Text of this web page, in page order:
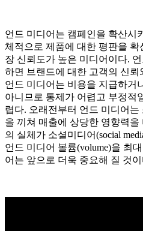
언드 미디어는 캠페인을 확산시
체적으로 제품에 대한 평판을
장 신뢰도가 높은 미디어이다.
하면 브랜드에 대한 고객의 신
언드 미디어는 비용을 지급하거
아니므로 통제가 어렵고 부정적
렵다. 오래전부터 언드 미디어
을 끼쳐 매출에 상당한 영향력을
의 실체가 소셜미디어(social
언드 미디어 볼륨(volume)을 최
어는 앞으로 더욱 중요해 질 것이